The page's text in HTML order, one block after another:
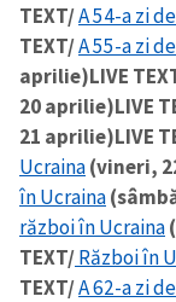
TEXT/A 54-a zi
TEXT/A 55-a zi
aprilie)LIVE
20 aprilie)LIVE
21 aprilie)LIVE
Ucraina(vineri,
în Ucraina
război în Ucraina
TEXT/Război în
TEXT/A 62-a zi